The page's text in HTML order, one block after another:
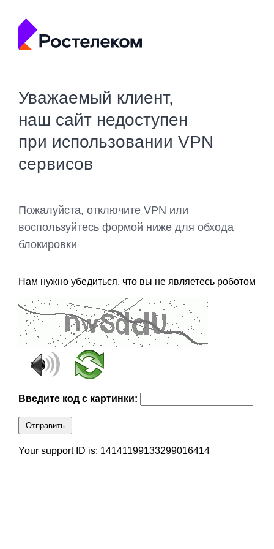
Уважаемый клиент,
наш сайт недоступен
при использовании VPN
сервисов
Пожалуйста, отключите VPN или
воспользуйтесь формой ниже для обхода
блокировки
Нам нужно убедиться, что вы не являетесь роботом
Введите код с картинки:
Отправить
Your support ID is: 14141199133299016414